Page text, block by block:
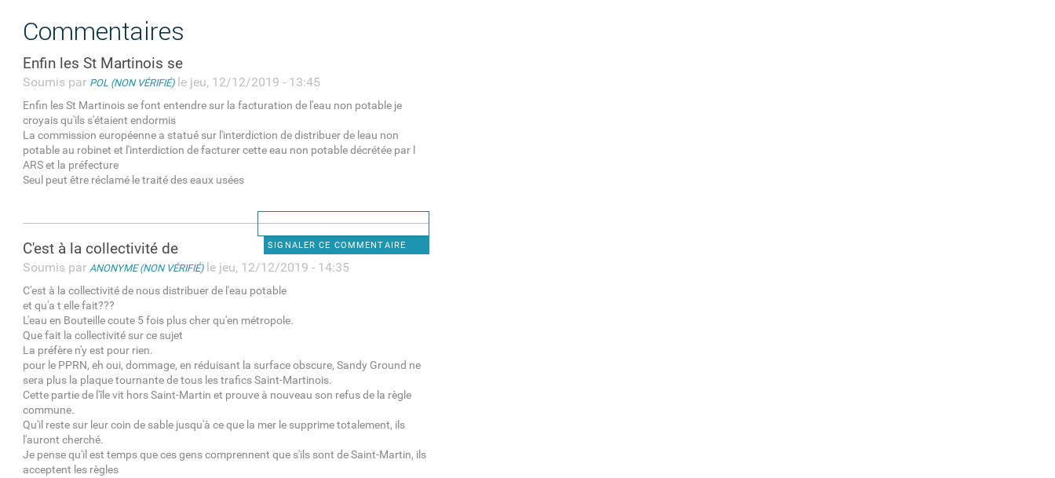
Commentaires
Enfin les St Martinois se
Soumis par POL (NON VÉRIFIÉ)le jeu, 12/12/2019 - 13:45
Enfin les St Martinois se font entendre sur la facturation de l'eau non potable je
croyais qu'ils s'étaient endormis
La commission européenne a statué sur l'interdiction de distribuer de leau non
potable au robinet et l'interdiction de facturer cette eau non potable décrétée par l
ARS et la préfecture
Seul peut être réclamé le traité des eaux usées
SIGNALER CE COMMENTAIRE
C'est à la collectivité de
Soumis parANONYME (NON VÉRIFIÉ)le jeu, 12/12/2019 - 14:35
C'est à la collectivité de nous distribuer de l'eau potable
et qu'a t elle fait???
L'eau en Bouteille coute 5 fois plus cher qu'en métropole.
Que fait la collectivité sur ce sujet
La préfère n'y est pour rien.
pour le PPRN, eh oui, dommage, en réduisant la surface obscure, Sandy Ground ne
sera plus la plaque tournante de tous les trafics Saint-Martinois.
Cette partie de l'île vit hors Saint-Martin et prouve à nouveau son refus de la règle
commune.
Qu'il reste sur leur coin de sable jusqu'à ce que la mer le supprime totalement, ils
l'auront cherché.
Je pense qu'il est temps que ces gens comprennent que s'ils sont de Saint-Martin, ils
acceptent les règles